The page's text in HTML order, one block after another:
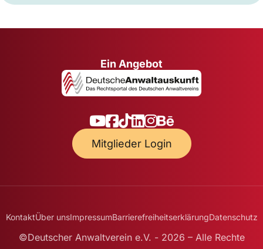
Ein Angebot
Mitglieder Login
KontaktÜber unsImpressumBarrierefreiheitserklärungDatenschutz
©Deutscher Anwaltverein e.V. - 2026 – Alle Rechte